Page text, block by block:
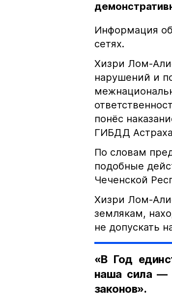
Информация
сетях.
Хизри Лом-
нарушений и
понёс
ГИБДД
По словам
подобные
Чеченской
Хизри Лом-
землякам,
не допускать
«В Год
наша сила —
законов».